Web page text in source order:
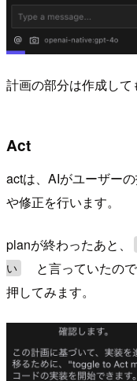
計画の部分は作成して
Act
actは、AIがユーザー
や修正を行います。
planが終わったあと、
い
と言っていたの
押してみます。